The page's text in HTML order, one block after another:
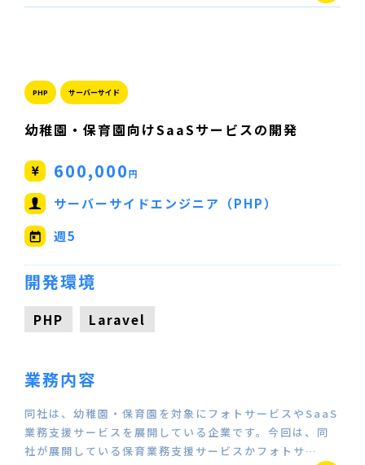
PHP サーバーサイド
幼稚園・保育園向けSaaSサービスの開発
600,000円
サーバーサイドエンジニア（PHP）
週5
開発環境
PHP Laravel
業務内容
同社は、幼稚園・保育園を対象にフォトサービスやSaaS
業務支援サービスを展開している企業です。今回は、同
社が展開している保育業務支援サービスかフォトサ…